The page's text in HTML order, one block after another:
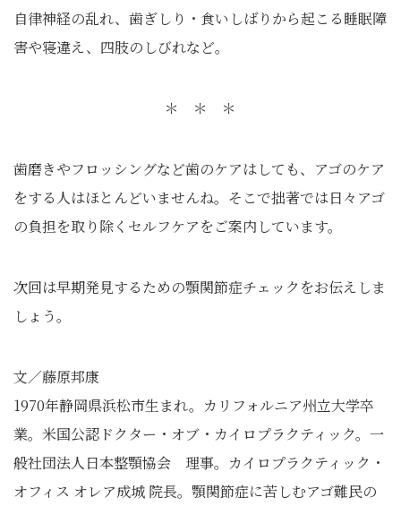
自律神経の乱れ、歯ぎしり・食いしばりから起こる睡眠障
害や寝違え、四肢のしびれなど。
＊ ＊ ＊
歯磨きやフロッシングなど歯のケアはしても、アゴのケア
をする人はほとんどいませんね。そこで拙著では日々アゴ
の負担を取り除くセルフケアをご案内しています。
次回は早期発見するための顎関節症チェックをお伝えしま
しょう。
文／藤原邦康
1970年静岡県浜松市生まれ。カリフォルニア州立大学卒
業。米国公認ドクター・オブ・カイロプラクティック。一
般社団法人日本整顎協会 理事。カイロプラクティック・
オフィス オレア成城 院長。顎関節症に苦しむアゴ難民の